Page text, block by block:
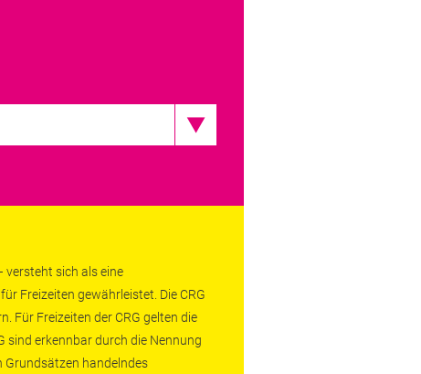
versteht sich als eine
Freizeiten gewährleistet. Die CRG
Für Freizeiten der CRG gelten die
sind erkennbar durch die Nennung
Grundsätzen handelndes